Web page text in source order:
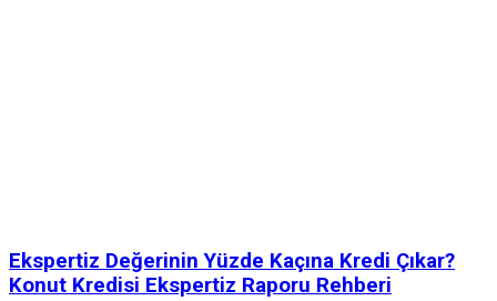
Ekspertiz Değerinin Yüzde Kaçına Kredi Çıkar?
Konut Kredisi Ekspertiz Raporu Rehberi